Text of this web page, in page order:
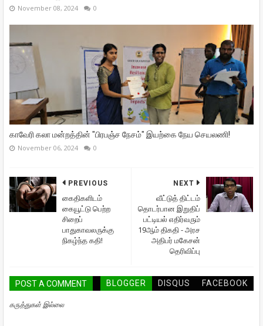
November 08, 2024 0
காவேரி கலா மன்றத்தின் "பிரபஞ்ச நேசம்" இயற்கை நேய செயலணி!
November 06, 2024 0
NEXT
வீட்டுத் திட்டம்
தொடர்பான இறுதிப்
பட்டியல் எதிர்வரும்
19ஆம் திகதி - அரச
அதிபர் மகேசன்
தெரிவிப்பு
PREVIOUS
கைதிகளிடம்
கையூட்டு பெற்ற
சிறைப்
பாதுகாவலருக்கு
நிகழ்ந்த கதி!
POST A COMMENT BLOGGER DISQUS FACEBOOK
கருத்துகள் இல்லை